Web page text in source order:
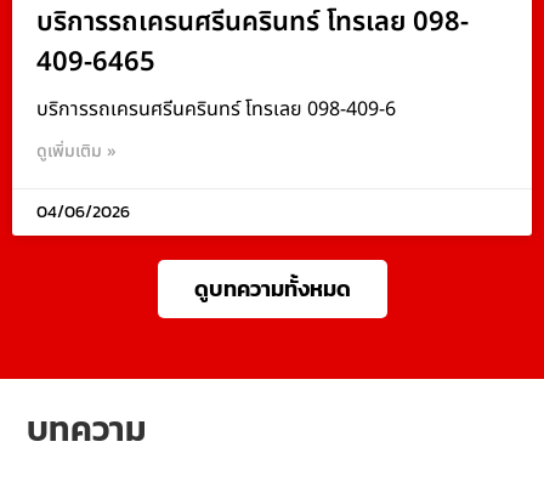
บริการรถเครนศรีนครินทร์ โทรเลย 098-
409-6465
บริการรถเครนศรีนครินทร์ โทรเลย 098-409-6
ดูเพิ่มเติม »
04/06/2026
ดูบทความทั้งหมด
บทความ